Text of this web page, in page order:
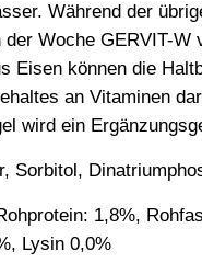
Während der
Woche GERVIT-
Eisen können die
an Vitaminen
wird ein
Sorbitol,
1,8%,
Lysin 0,0%